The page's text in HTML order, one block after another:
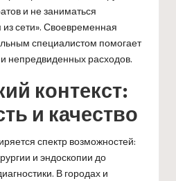
и не заниматься
сети». Своевременная
специалистом помогает
непредвиденных расходов.
контекст:
и качество
спектр возможностей:
и эндоскопии до
В городах и